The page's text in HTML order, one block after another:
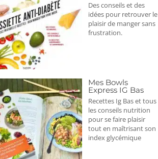
Des conseils et des
idées pour retrouver le
plaisir de manger sans
frustration.
Mes Bowls
Express IG Bas
Recettes Ig Bas et tous
les conseils nutrition
pour se faire plaisir
tout en maîtrisant son
index glycémique